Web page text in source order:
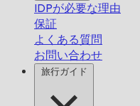
IDPが必要な理由
保証
よくある質問
お問い合わせ
旅行ガイド